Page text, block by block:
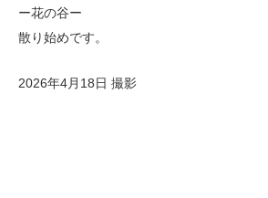
ー花の谷ー
散り始めです。
2026年4月18日 撮影